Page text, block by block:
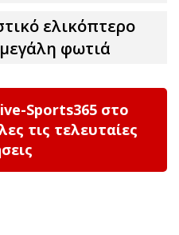
ελικόπτερο
φωτιά
Sports365 στο
τις τελευταίες